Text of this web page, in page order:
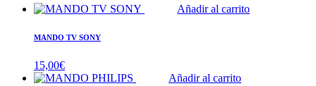
Añadir al carrito
MANDO TV SONY
15,00€
Añadir al carrito